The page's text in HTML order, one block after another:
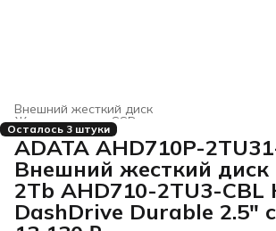
Внешний жесткий диск
Жесткие диски, SSD и сетевые накопители
Электроника
Главная ›
Осталось 3 штуки
ADATA AHD710P-
Внешний жесткий диск
2Tb AHD710-2TU3-CBL
DashDrive Durable 2.5"